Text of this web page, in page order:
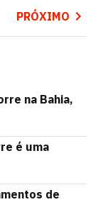
PRÓXIMO
na Bahia,
é uma
de